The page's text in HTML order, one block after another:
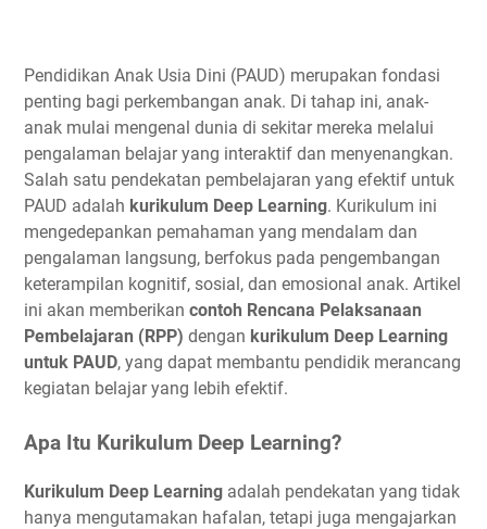
Pendidikan Anak Usia Dini (PAUD) merupakan fondasi
penting bagi perkembangan anak. Di tahap ini, anak-
anak mulai mengenal dunia di sekitar mereka melalui
pengalaman belajar yang interaktif dan menyenangkan.
Salah satu pendekatan pembelajaran yang efektif untuk
PAUD adalah kurikulum Deep Learning. Kurikulum ini
mengedepankan pemahaman yang mendalam dan
pengalaman langsung, berfokus pada pengembangan
keterampilan kognitif, sosial, dan emosional anak. Artikel
ini akan memberikan contoh Rencana Pelaksanaan
Pembelajaran (RPP) dengan kurikulum Deep Learning
untuk PAUD, yang dapat membantu pendidik merancang
kegiatan belajar yang lebih efektif.
Apa Itu Kurikulum Deep Learning?
Kurikulum Deep Learning adalah pendekatan yang tidak
hanya mengutamakan hafalan, tetapi juga mengajarkan